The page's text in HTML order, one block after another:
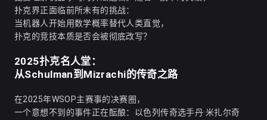
扑克界正面临前所未有的挑战：
当机器人开始用数学概率替代人类直觉，
扑克的竞技本质是否会被彻底改写？
2025扑克名人堂：
从Schulman到Mizrachi的传奇之路
在2025年WSOP主赛事的决赛圈，
一个意想不到的事件正在酝酿：以色列传奇选手丹·米扎尔奇